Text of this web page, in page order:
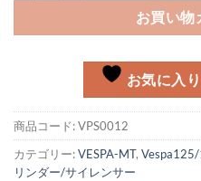
お買い物
お気に入
商品コード:VPS0012
カテゴリー:VESPA-MT,
リンダー/サイレンサー